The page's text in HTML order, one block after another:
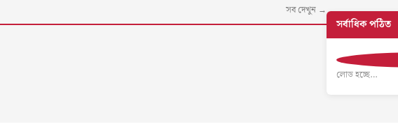
সব দেখুন →
সর্বাধিক পঠিত
লোড হচ্ছে…